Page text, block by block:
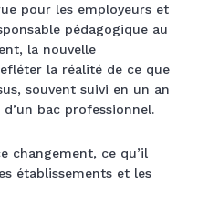
pour les employeurs et
pédagogique au
la nouvelle
la réalité de ce que
souvent suivi en un an
d’un bac professionnel.
changement, ce qu’il
établissements et les